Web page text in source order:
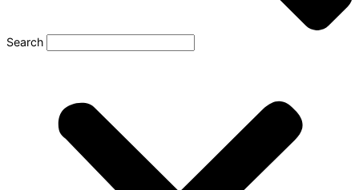
Search